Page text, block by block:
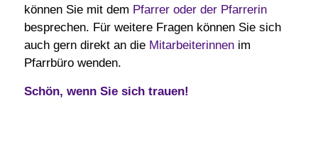
können Sie mit dem Pfarrer oder der Pfarrerin
besprechen. Für weitere Fragen können Sie sich
auch gern direkt an die Mitarbeiterinnenim
Pfarrbüro wenden.
Schön, wenn Sie sich trauen!